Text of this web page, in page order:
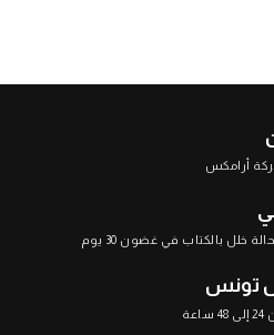
أرامكس
خلل بالكتاب في غضون 30 يوم
تونس